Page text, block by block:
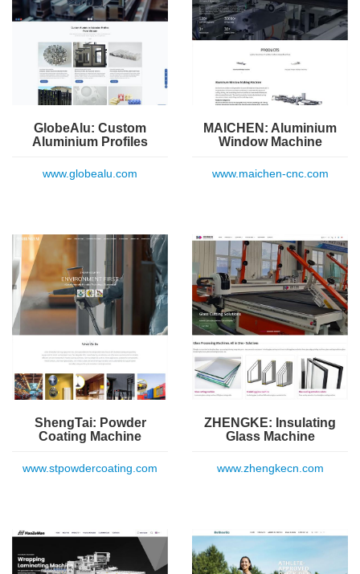
GlobeAlu: Custom
Aluminium Profiles
www.globealu.com
MAICHEN: Aluminium
Window Machine
www.maichen-cnc.com
ShengTai: Powder
Coating Machine
www.stpowdercoating.com
ZHENGKE: Insulating
Glass Machine
www.zhengkecn.com